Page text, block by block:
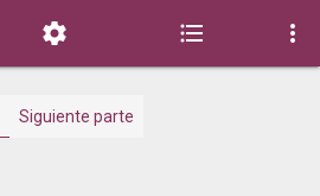
  
Siguiente parte